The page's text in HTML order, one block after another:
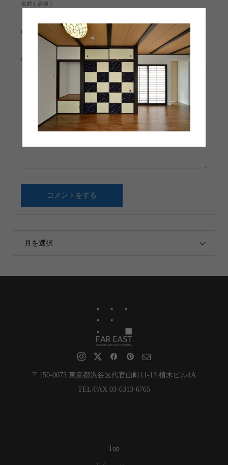
名前 ( 必須 )
E-MAIL ( 必須 ) ※ 公開されません
URL
月を選択
〒150-0073 東京都渋谷区代官山町11-13 植木ビル4A
TEL/FAX 03-6313-6765
Top